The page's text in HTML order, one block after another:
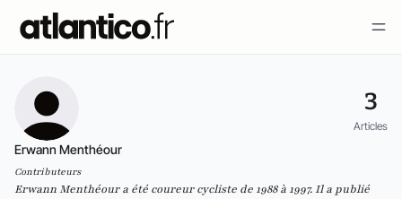
3
Articles
Erwann Menthéour
Contributeurs
Erwann Menthéour a été coureur cycliste de 1988 à 1997. Il a publié